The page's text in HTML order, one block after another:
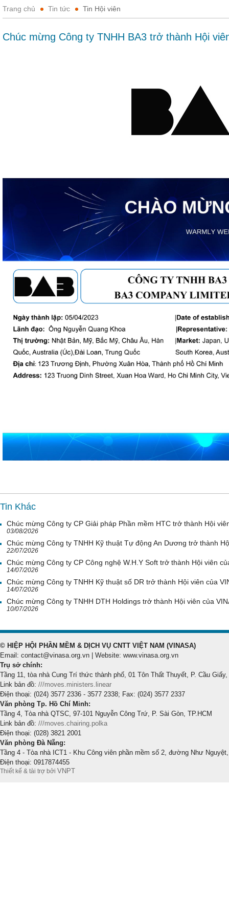
Trang chủ Tin tức Tin Hội viên
Chúc mừng Công ty TNHH BA3 trở thành Hội
Tin Khác
Chúc mừng Công ty CP Giải pháp Phần mềm HTC trở thành Hội
03/08/2026
Chúc mừng Công ty TNHH Kỹ thuật Tự động An Dương trở thành
22/07/2026
Chúc mừng Công ty CP Công nghệ W.H.Y Soft trở thành Hội viên
14/07/2026
Chúc mừng Công ty TNHH Kỹ thuật số DR trở thành Hội viên của
14/07/2026
Chúc mừng Công ty TNHH DTH Holdings trở thành Hội viên của
10/07/2026
© HIỆP HỘI PHẦN MỀM & DỊCH VỤ CNTT VIỆT NAM (VINASA)
Email: contact@vinasa.org.vn | Website: www.vinasa.org.vn
Trụ sở chính:
Tầng 11, tòa nhà Cung Trí thức thành phố, 01 Tôn Thất Thuyết, P. Cầu Giấy,
Link bản đồ: ///moves.ministers.linear
Điện thoại: (024) 3577 2336 - 3577 2338; Fax: (024) 3577 2337
Văn phòng Tp. Hồ Chí Minh:
Tầng 4, Tòa nhà QTSC, 97-101 Nguyễn Công Trứ, P. Sài Gòn, TP.HCM
Link bản đồ: ///moves.chairing.polka
Điện thoại: (028) 3821 2001
Văn phòng Đà Nẵng:
Tầng 4 - Tòa nhà ICT1 - Khu Công viên phần mềm số 2, đường Như
Điện thoại: 0917874455
Thiết kế & tài trợ bởi VNPT